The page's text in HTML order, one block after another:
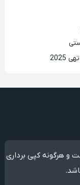
و هرگونه کپی برداری